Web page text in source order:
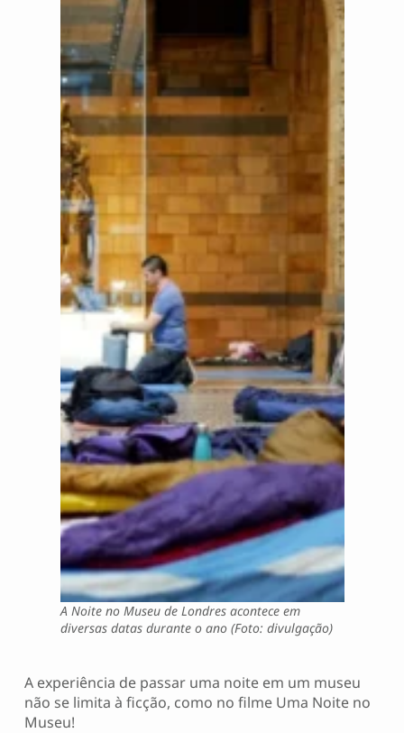
A Noite no Museu de Londres acontece em
diversas datas durante o ano (Foto: divulgação)
A experiência de passar uma noite em um museu
não se limita à ficção, como no filme Uma Noite no
Museu!